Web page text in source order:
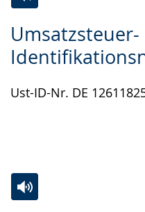
Umsatzsteuer-
Ust-ID-Nr. DE
Leichten
Sprache
Audio-
Unterstützung.
Video
in
Gebärdensprache